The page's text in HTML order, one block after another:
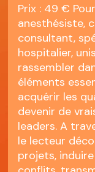
Prix : 49 €
anesthésiste,
consultant,
hospitalier,
rassembler
éléments
acquérir les
devenir de
leaders. A
le lecteur
projets,